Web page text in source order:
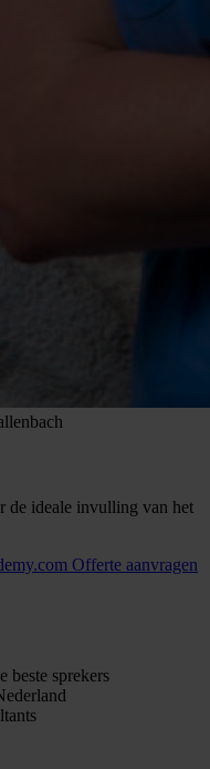
de ideale invulling van het
Offerte aanvragen
beste sprekers